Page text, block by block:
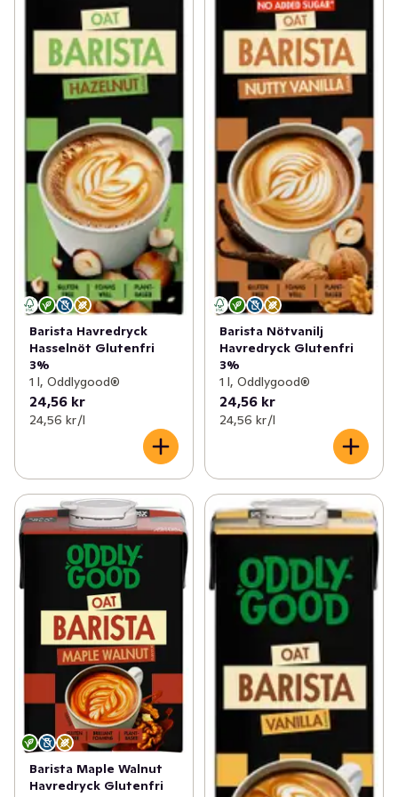
Barista Havredryck
Hasselnöt Glutenfri
3%
1 l, Oddlygood®
24,56 kr
24,56 kr /l
Barista Nötvanilj
Havredryck Glutenfri
3%
1 l, Oddlygood®
24,56 kr
24,56 kr /l
Barista Maple Walnut
Havredryck Glutenfri